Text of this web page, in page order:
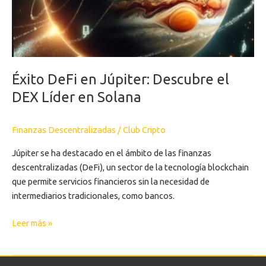
Éxito DeFi en Júpiter: Descubre el
DEX Líder en Solana
Finanzas Descentralizadas /Club Cripto
Júpiter se ha destacado en el ámbito de las finanzas
descentralizadas (DeFi), un sector de la tecnología blockchain
que permite servicios financieros sin la necesidad de
intermediarios tradicionales, como bancos.
DEX
Líder
en
Solana
Leer más »